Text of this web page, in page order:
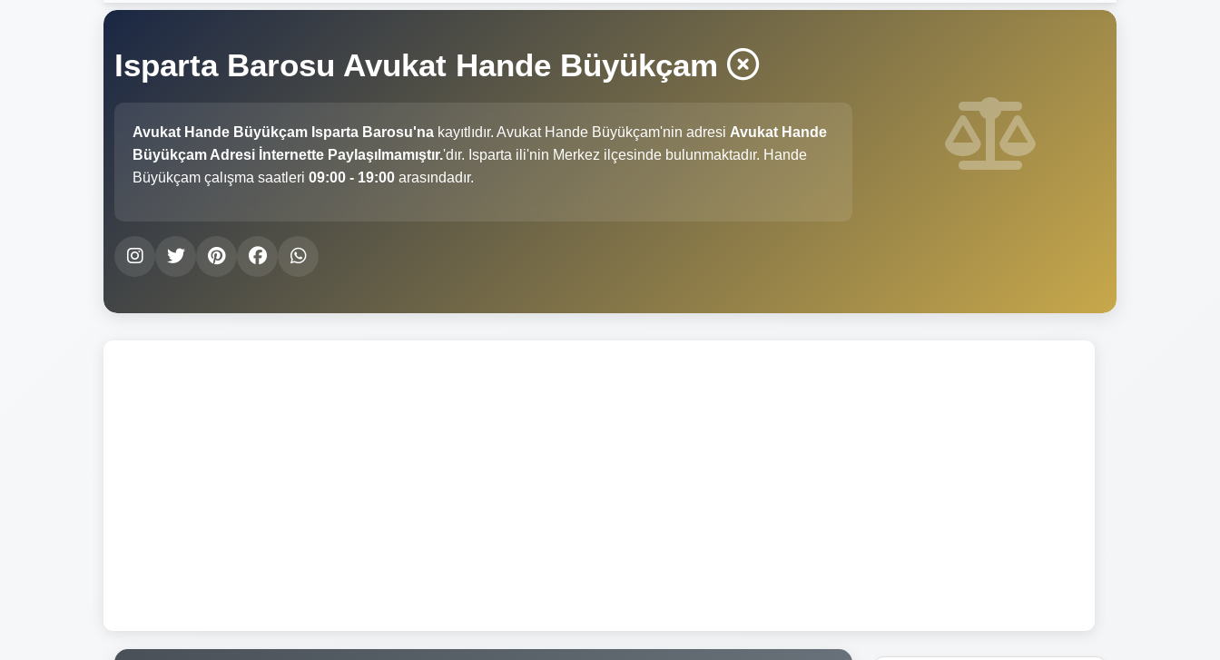
Isparta Barosu Avukat Hande Büyükçam
Avukat Hande Büyükçam Isparta Barosu'na kayıtlıdır. Avukat Hande Büyükçam'nin adresi Avukat Hande
Büyükçam Adresi İnternette Paylaşılmamıştır.'dır. Isparta ili'nin Merkez ilçesinde bulunmaktadır. Hande
Büyükçam çalışma saatleri 09:00 - 19:00 arasındadır.